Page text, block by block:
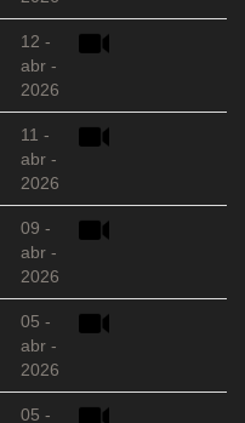
12 -
abr -
2026
11 -
abr -
2026
09 -
abr -
2026
05 -
abr -
2026
05 -